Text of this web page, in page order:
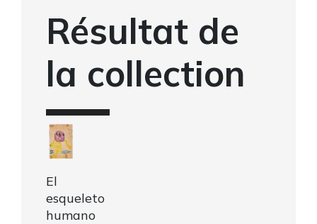
Résultat de
la collection
El
esqueleto
humano